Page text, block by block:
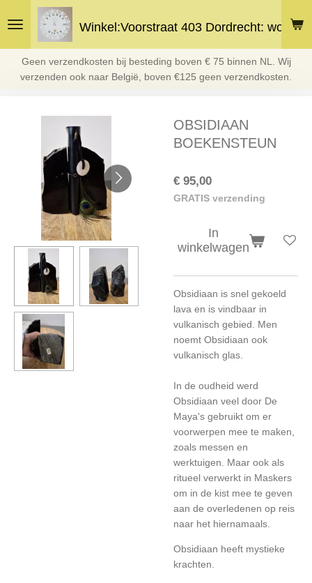
direct
hoofdinhoud
Winkel:Voorstraat 403 Dordrecht: woe
Geen verzendkosten bij besteding boven € 75 binnen NL. Wij
verzenden ook naar België, boven €125 geen verzendkosten.
OBSIDIAAN
BOEKENSTEUN
€ 95,00
GRATIS verzending
In
winkelwagen
Obsidiaan is snel gekoeld
lava en is vindbaar in
vulkanisch gebied. Men
noemt Obsidiaan ook
vulkanisch glas.
In de oudheid werd
Obsidiaan veel door De
Maya's gebruikt om er
voorwerpen mee te maken,
zoals messen en
werktuigen. Maar ook als
ritueel verwerkt in Maskers
om in de kist mee te geven
aan de overledenen op reis
naar het hiernamaals.
Obsidiaan heeft mystieke
krachten.